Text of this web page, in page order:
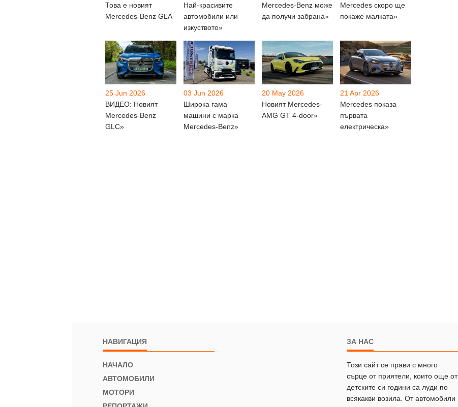
Това е новият
Mercedes-Benz GLA
Най-красивите
автомобили или
изкуството»
Mercedes-Benz може
да получи забрана»
Mercedes скоро ще
покаже малката»
25 Jun 2026
ВИДЕО: Новият
Mercedes-Benz
GLC»
03 Jun 2026
Широка гама
машини с марка
Mercedes-Benz»
20 May 2026
Новият Mercedes-
AMG GT 4-door»
21 Apr 2026
Mercedes показа
първата
електрическа»
НАВИГАЦИЯ
НАЧАЛО
АВТОМОБИЛИ
МОТОРИ
ЗА НАС
Този сайт се прави с много
сърце от приятели, които още от
детските си години са луди по
всякакви возила. От автомобили